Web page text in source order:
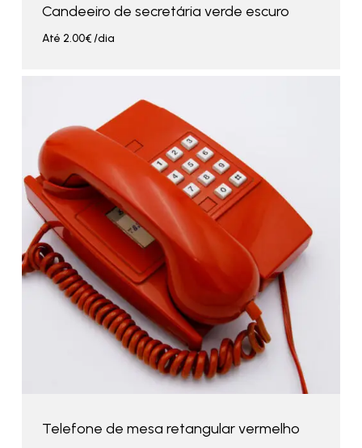
Candeeiro de secretária verde escuro
Até 2.00€/dia
Telefone de mesa retangular vermelho